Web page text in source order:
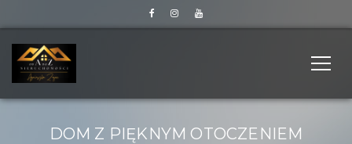
DOM Z PIĘKNYM OTOCZENIEM